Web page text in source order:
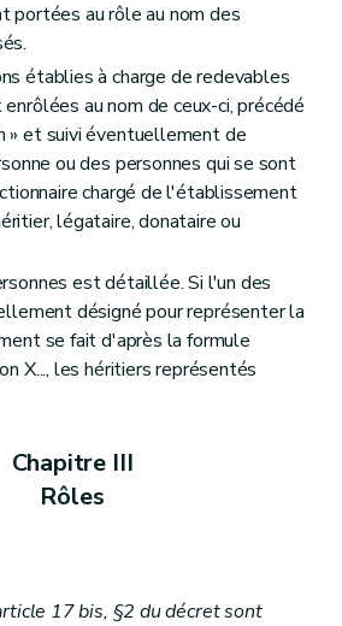
portées au rôle au nom des
établies à charge de redevables
au nom de ceux-ci, précédé
» et suivi éventuellement de
ou des personnes qui se sont
chargé de l'établissement
légataire, donataire ou
est détaillée. Si l'un des
désigné pour représenter la
se fait d'après la formule
X..., les héritiers représentés
Chapitre III
Rôles
17bis, §2 du décret sont